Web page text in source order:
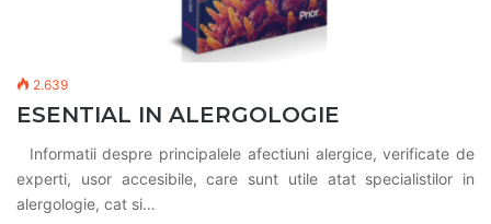
2.639
ESENTIAL IN ALERGOLOGIE
Informatii despre principalele afectiuni alergice, verificate de
experti, usor accesibile, care sunt utile atat specialistilor in
alergologie, cat si…